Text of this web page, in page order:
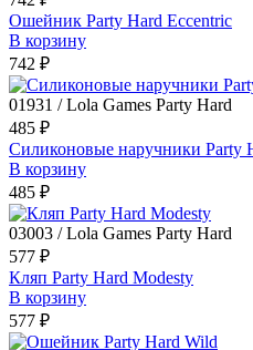
Ошейник Party Hard Eccentric
В корзину
742 ₽
01931 / Lola Games Party Hard
485 ₽
Силиконовые наручники Party
В корзину
485 ₽
03003 / Lola Games Party Hard
577 ₽
Кляп Party Hard Modesty
В корзину
577 ₽